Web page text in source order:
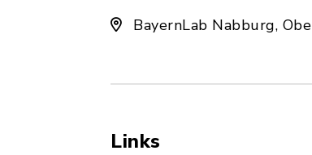
BayernLab Nabburg,
Links